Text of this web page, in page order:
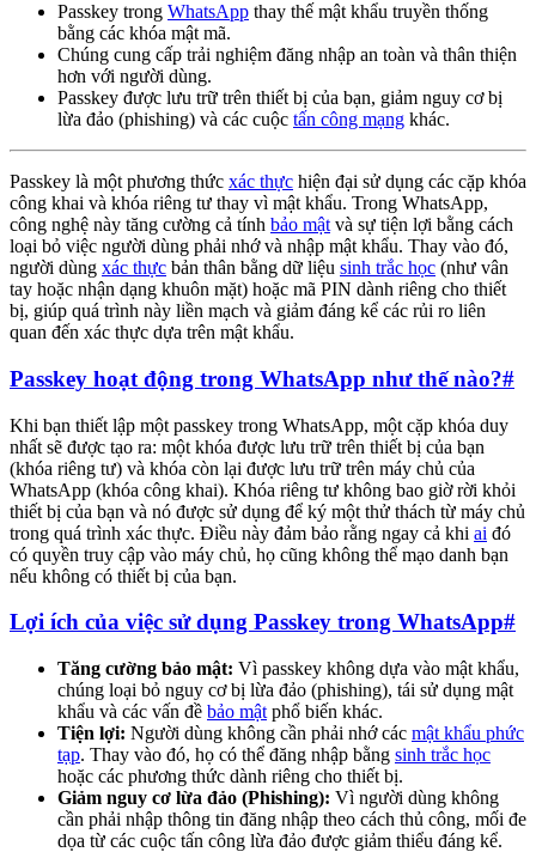
Passkey trong WhatsApp thay thế mật khẩu truyền thống
bằng các khóa mật mã.
Chúng cung cấp trải nghiệm đăng nhập an toàn và thân thiện
hơn với người dùng.
Passkey được lưu trữ trên thiết bị của bạn, giảm nguy cơ bị
lừa đảo (phishing) và các cuộc tấn công mạng khác.
Passkey là một phương thức xác thực hiện đại sử dụng các cặp khóa
công khai và khóa riêng tư thay vì mật khẩu. Trong WhatsApp,
công nghệ này tăng cường cả tính bảo mật và sự tiện lợi bằng cách
loại bỏ việc người dùng phải nhớ và nhập mật khẩu. Thay vào đó,
người dùng xác thực bản thân bằng dữ liệu sinh trắc học (như vân
tay hoặc nhận dạng khuôn mặt) hoặc mã PIN dành riêng cho thiết
bị, giúp quá trình này liền mạch và giảm đáng kể các rủi ro liên
quan đến xác thực dựa trên mật khẩu.
Passkey hoạt động trong WhatsApp như thế nào?#
Khi bạn thiết lập một passkey trong WhatsApp, một cặp khóa duy
nhất sẽ được tạo ra: một khóa được lưu trữ trên thiết bị của bạn
(khóa riêng tư) và khóa còn lại được lưu trữ trên máy chủ của
WhatsApp (khóa công khai). Khóa riêng tư không bao giờ rời khỏi
thiết bị của bạn và nó được sử dụng để ký một thử thách từ máy chủ
trong quá trình xác thực. Điều này đảm bảo rằng ngay cả khi ai đó
có quyền truy cập vào máy chủ, họ cũng không thể mạo danh bạn
nếu không có thiết bị của bạn.
Lợi ích của việc sử dụng Passkey trong WhatsApp#
Tăng cường bảo mật: Vì passkey không dựa vào mật khẩu,
chúng loại bỏ nguy cơ bị lừa đảo (phishing), tái sử dụng mật
khẩu và các vấn đề bảo mật phổ biến khác.
Tiện lợi: Người dùng không cần phải nhớ các mật khẩu phức
tạp. Thay vào đó, họ có thể đăng nhập bằng sinh trắc học
hoặc các phương thức dành riêng cho thiết bị.
Giảm nguy cơ lừa đảo (Phishing): Vì người dùng không
cần phải nhập thông tin đăng nhập theo cách thủ công, mối đe
dọa từ các cuộc tấn công lừa đảo được giảm thiểu đáng kể.